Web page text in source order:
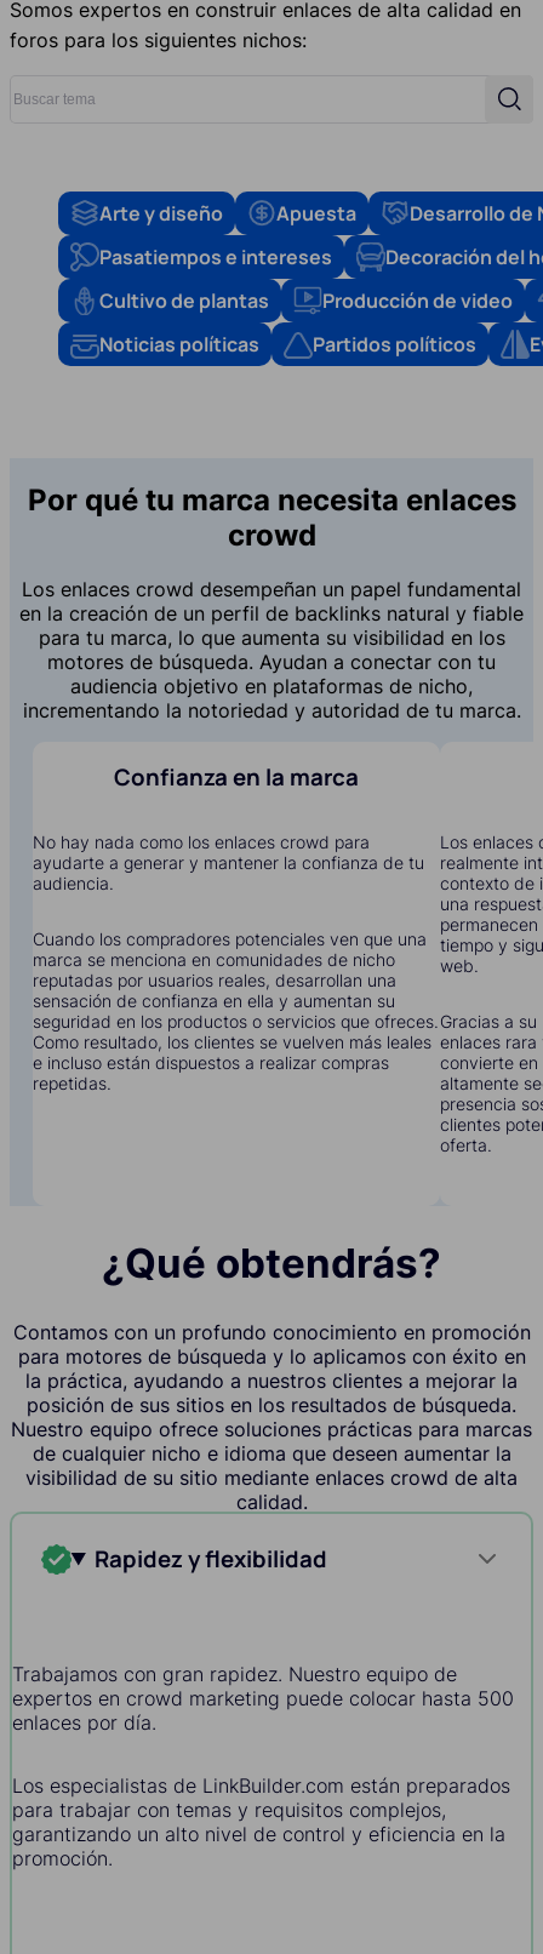
Somos expertos en construir enlaces de alta calidad en
foros para los siguientes nichos:
Arte y diseño Apuesta
Desarrollo de
Pasatiempos e intereses
Decoración del
Cultivo de plantas
Producción de video
Noticias políticas
Partidos políticos
Por qué tu marca necesita enlaces
crowd
Los enlaces crowd desempeñan un papel fundamental
en la creación de un perfil de backlinks natural y fiable
para tu marca, lo que aumenta su visibilidad en los
motores de búsqueda. Ayudan a conectar con tu
audiencia objetivo en plataformas de nicho,
incrementando la notoriedad y autoridad de tu marca.
Confianza en la marca
No hay nada como los enlaces crowd para
ayudarte a generar y mantener la confianza de tu
audiencia.
Cuando los compradores potenciales ven que una
marca se menciona en comunidades de nicho
reputadas por usuarios reales, desarrollan una
sensación de confianza en ella y aumentan su
seguridad en los productos o servicios que ofreces.
Como resultado, los clientes se vuelven más leales
e incluso están dispuestos a realizar compras
repetidas.
Los enlaces
realmente
contexto de
una
tiempo y
web.
Gracias a
enlaces rara
convierte en
altamente
presencia
clientes
oferta.
¿Qué obtendrás?
Contamos con un profundo conocimiento en promoción
para motores de búsqueda y lo aplicamos con éxito en
la práctica, ayudando a nuestros clientes a mejorar la
posición de sus sitios en los resultados de búsqueda.
Nuestro equipo ofrece soluciones prácticas para marcas
de cualquier nicho e idioma que deseen aumentar la
visibilidad de su sitio mediante enlaces crowd de alta
calidad.
Rapidez y flexibilidad
Trabajamos con gran rapidez. Nuestro equipo de
expertos en crowd marketing puede colocar hasta 500
enlaces por día.
Los especialistas de LinkBuilder.com están preparados
para trabajar con temas y requisitos complejos,
garantizando un alto nivel de control y eficiencia en la
promoción.